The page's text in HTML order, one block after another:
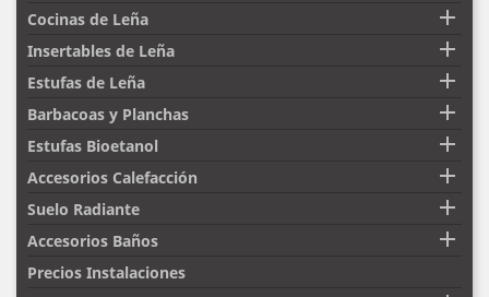
Cocinas de Leña 
Insertables de Leña 
Estufas de Leña 
Barbacoas y Planchas 
Estufas Bioetanol 
Accesorios Calefacción 
Suelo Radiante 
Accesorios Baños 
Precios Instalaciones